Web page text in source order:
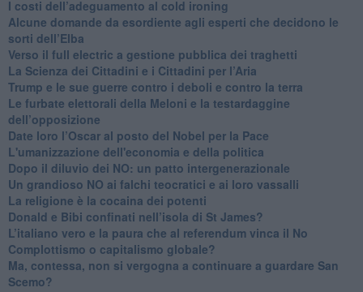
​I costi dell’adeguamento al cold ironing
Alcune domande da esordiente agli esperti che decidono le
sorti dell’Elba
Verso il full electric a gestione pubblica dei traghetti​
​La Scienza dei Cittadini e i Cittadini per l’Aria
Trump e le sue guerre contro i deboli e contro la terra
​Le furbate elettorali della Meloni e la testardaggine
dell’opposizione
​Date loro l’Oscar al posto del Nobel per la Pace
L'umanizzazione dell'economia e della politica
​Dopo il diluvio dei NO: un patto intergenerazionale
​Un grandioso NO ai falchi teocratici e ai loro vassalli
La religione è la cocaina dei potenti
Donald e Bibi confinati nell’isola di St James?
L’italiano vero e la paura che al referendum vinca il No
​Complottismo o capitalismo globale?
​Ma, contessa, non si vergogna a continuare a guardare San
Scemo?